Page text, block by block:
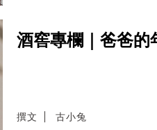
酒窖專欄｜爸爸的
撰文 古小兔